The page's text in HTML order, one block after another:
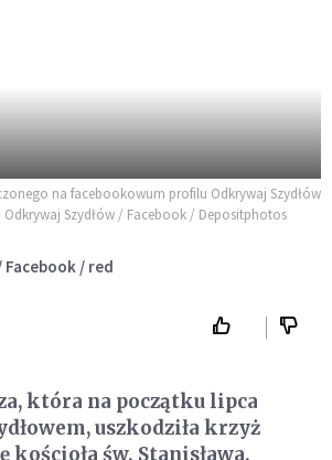
na facebookowum profilu Odkrywaj Szydłów
Szydłów / Facebook / Depositphotos
Facebook / red
która na początku lipca
uszkodziła krzyż
kościoła św. Stanisława.